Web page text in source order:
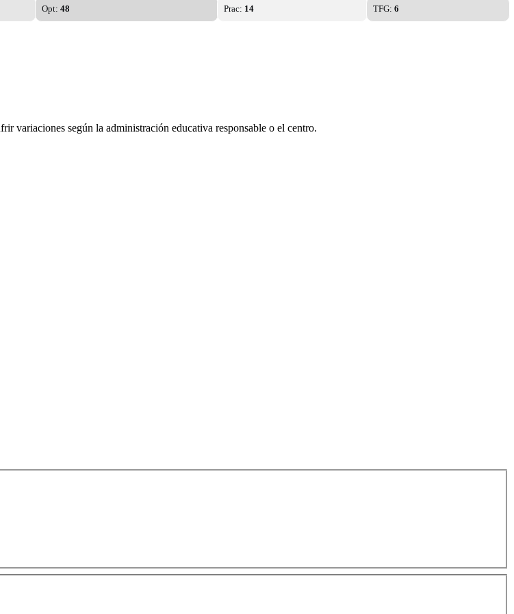
Opt:48 Prac: 14 TFG:6
variaciones según la administración educativa responsable o el centro.